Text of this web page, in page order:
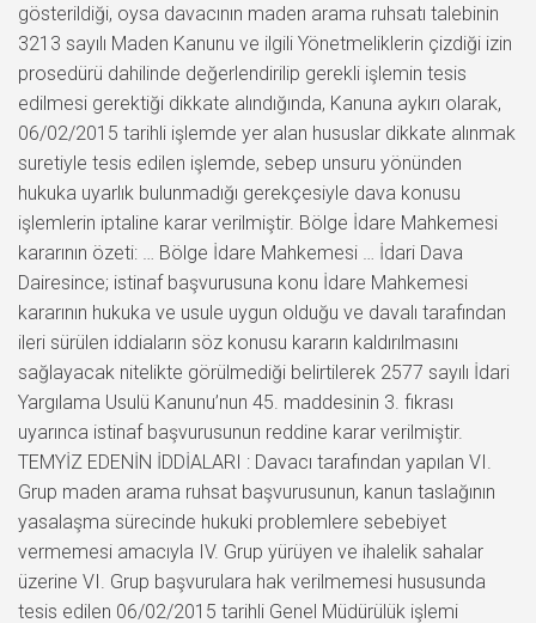
gösterildiği, oysa davacının maden arama ruhsatı talebinin
3213 sayılı Maden Kanunu ve ilgili Yönetmeliklerin çizdiği izin
prosedürü dahilinde değerlendirilip gerekli işlemin tesis
edilmesi gerektiği dikkate alındığında, Kanuna aykırı olarak,
06/02/2015 tarihli işlemde yer alan hususlar dikkate alınmak
suretiyle tesis edilen işlemde, sebep unsuru yönünden
hukuka uyarlık bulunmadığı gerekçesiyle dava konusu
işlemlerin iptaline karar verilmiştir. Bölge İdare Mahkemesi
kararının özeti: … Bölge İdare Mahkemesi … İdari Dava
Dairesince; istinaf başvurusuna konu İdare Mahkemesi
kararının hukuka ve usule uygun olduğu ve davalı tarafından
ileri sürülen iddiaların söz konusu kararın kaldırılmasını
sağlayacak nitelikte görülmediği belirtilerek 2577 sayılı İdari
Yargılama Usulü Kanunu’nun 45. maddesinin 3. fıkrası
uyarınca istinaf başvurusunun reddine karar verilmiştir.
TEMYİZ EDENİN İDDİALARI : Davacı tarafından yapılan VI.
Grup maden arama ruhsat başvurusunun, kanun taslağının
yasalaşma sürecinde hukuki problemlere sebebiyet
vermemesi amacıyla IV. Grup yürüyen ve ihalelik sahalar
üzerine VI. Grup başvurulara hak verilmemesi hususunda
tesis edilen 06/02/2015 tarihli Genel Müdürülük işlemi